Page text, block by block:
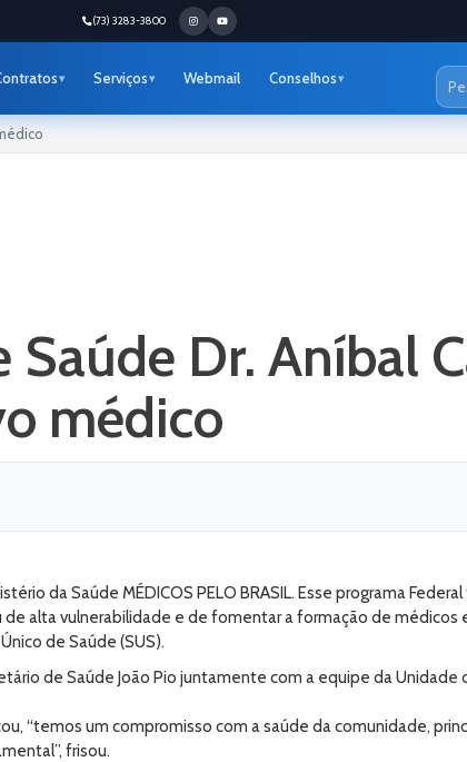
(73) 3283-3800
Serviços Webmail Conselhos
Saúde Dr. Aníbal
médico
da Saúde MÉDICOS PELO BRASIL. Esse programa
alta vulnerabilidade e de fomentar a formação de médicos
de Saúde (SUS).
de Saúde João Pio juntamente com a equipe da Unidade
“temos um compromisso com a saúde da comunidade,
frisou.